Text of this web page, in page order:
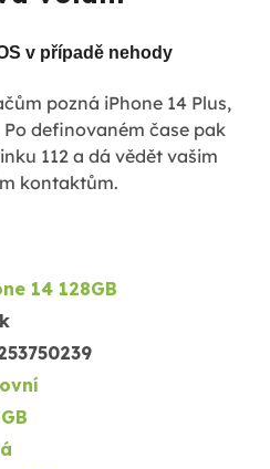
v případě nehody
pozná iPhone 14 Plus,
definovaném čase pak
112 a dá vědět vašim
kontaktům.
14 128GB